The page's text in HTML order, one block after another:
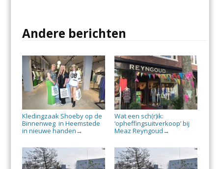
Andere berichten
Kledingzaak Shoeby op de
Binnenweg in Heemstede
in nieuwe handen →
Wat een sch(r)ik:
‘opheffingsuitverkoop’ bij
Meaz Reyngoud →